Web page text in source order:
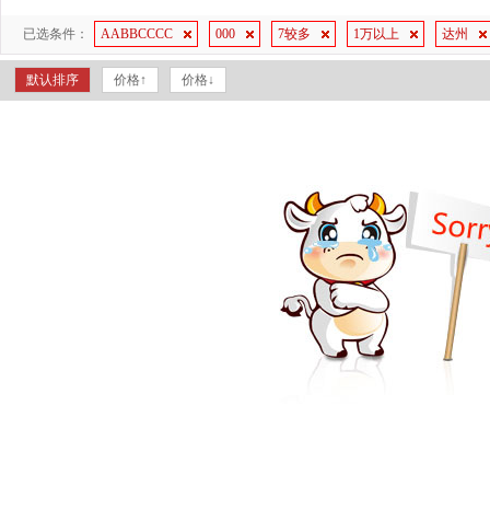
已选条件： AABBCCCC 000 7较多 1万以上 达州
默认排序 价格↑ 价格↓